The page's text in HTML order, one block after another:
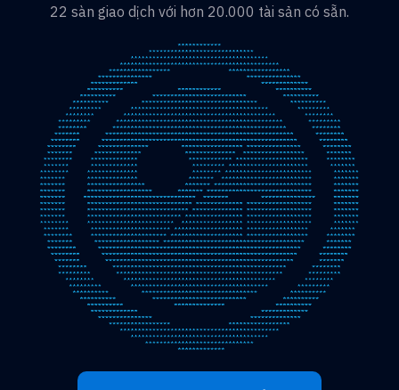
22 sàn giao dịch với hơn 20.000 tài sản có sẵn.